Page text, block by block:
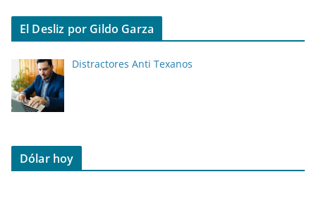
El Desliz por Gildo Garza
Distractores Anti Texanos
Dólar hoy